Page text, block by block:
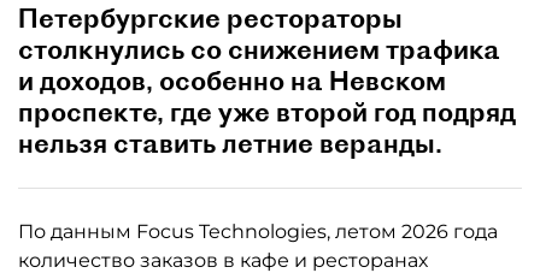
Петербургские рестораторы
столкнулись со снижением трафика
и доходов, особенно на Невском
проспекте, где уже второй год подряд
нельзя ставить летние веранды.
По данным Focus Technologies, летом 2026 года
количество заказов в кафе и ресторанах